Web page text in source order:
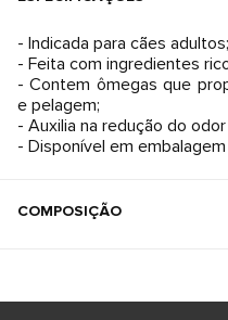
- Indicada para cães adultos;
- Feita com ingredientes
- Contem ômegas que
e pelagem;
- Auxilia na redução do
- Disponível em
COMPOSIÇÃO